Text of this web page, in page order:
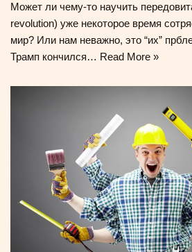
Может ли чему-то научить
revolution) уже некоторое время
мир? Или нам неважно, это “их”
Трамп кончился… Read More »